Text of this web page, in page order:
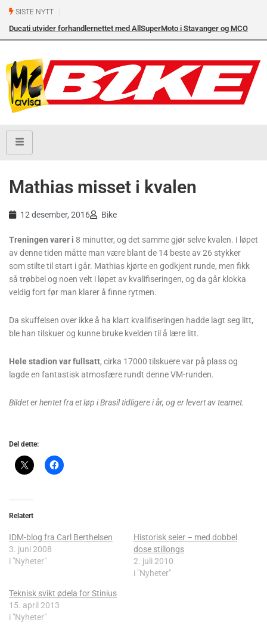
SISTE NYTT
Ducati utvider forhandlernettet med AllSuperMoto i Stavanger og MCO
Mathias misset i kvalen
12 desember, 2016 Bike
Treningen varer i 8 minutter, og det samme gjør selve kvalen. I løpet
av denne tiden måtte man være blant de 14 beste av 26 stykker
som stilte til start i går. Mathias kjørte en godkjent runde, men fikk
så trøbbel og noen velt i løpet av kvalifiseringen, og da går klokka
veldig fort før man klarer å finne rytmen.
Da skuffelsen over ikke å ha klart kvalifiseringen hadde lagt seg litt,
ble han tilskuer og kunne bruke kvelden til å lære litt.
Hele stadion var fullsatt, cirka 17000 tilskuere var på plass og
lagde en fantastisk atmosfære rundt denne VM-runden.
Bildet er hentet fra et løp i Brasil tidligere i år, og er levert av teamet.
Del dette:
Relatert
IDM-blog fra Carl Berthelsen
3. juni 2008
i "Nyheter"
Historisk seier – med dobbel
dose stillongs
2. juli 2010
i "Nyheter"
Teknisk svikt ødela for Stinius
15. april 2013
i "Nyheter"